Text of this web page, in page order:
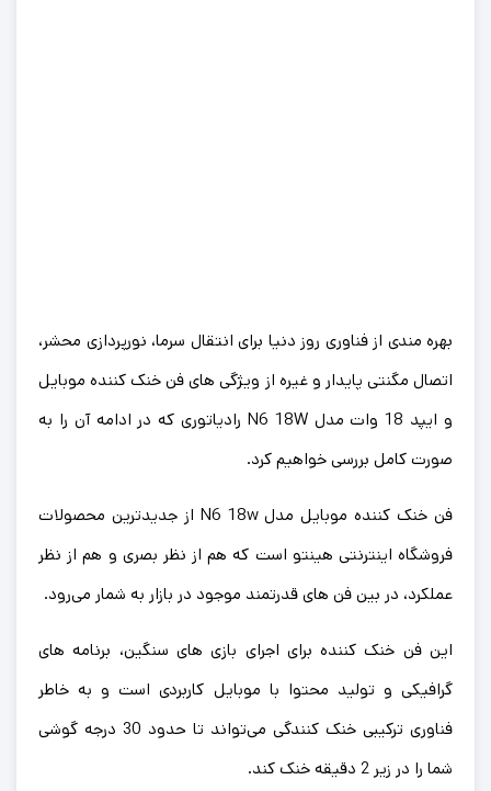
بهره مندی از فناوری روز دنیا برای انتقال سرما، نورپردازی محشر،
اتصال مگنتی پایدار و غیره از ویژگی های فن خنک کننده موبایل
و ایپد 18 وات مدل N6 18W رادیاتوری که در ادامه آن را به
صورت کامل بررسی خواهیم کرد.
فن خنک کننده موبایل مدل N6 18w از جدیدترین محصولات
فروشگاه اینترنتی هینتو است که هم از نظر بصری و هم از نظر
عملکرد، در بین فن های قدرتمند موجود در بازار به شمار می‌رود.
این فن خنک کننده برای اجرای بازی های سنگین، برنامه های
گرافیکی و تولید محتوا با موبایل کاربردی است و به خاطر
فناوری ترکیبی خنک کنندگی می‌تواند تا حدود 30 درجه گوشی
شما را در زیر 2 دقیقه خنک کند.